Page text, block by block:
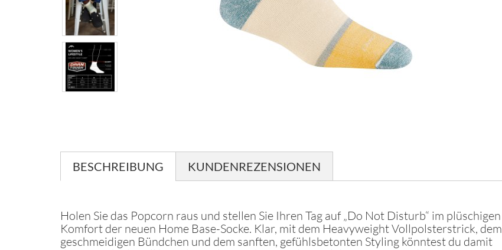
BESCHREIBUNG KUNDENREZENSIONEN
Holen Sie das Popcorn raus und stellen Sie Ihren Tag auf „Do Not Disturb“ im plüschigen
Komfort der neuen Home Base-Socke. Klar, mit dem Heavyweight Vollpolsterstrick, dem
geschmeidigen Bündchen und dem sanften, gefühlsbetonten Styling könntest du damit